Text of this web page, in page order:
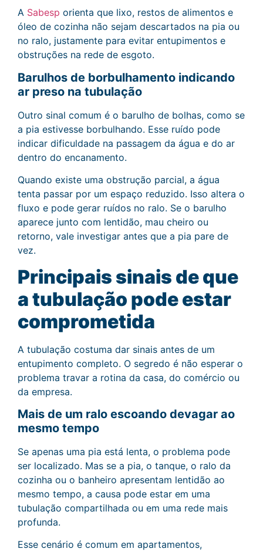
A Sabesp orienta que lixo, restos de alimentos e
óleo de cozinha não sejam descartados na pia ou
no ralo, justamente para evitar entupimentos e
obstruções na rede de esgoto.
Barulhos de borbulhamento indicando
ar preso na tubulação
Outro sinal comum é o barulho de bolhas, como se
a pia estivesse borbulhando. Esse ruído pode
indicar dificuldade na passagem da água e do ar
dentro do encanamento.
Quando existe uma obstrução parcial, a água
tenta passar por um espaço reduzido. Isso altera o
fluxo e pode gerar ruídos no ralo. Se o barulho
aparece junto com lentidão, mau cheiro ou
retorno, vale investigar antes que a pia pare de
vez.
Principais sinais de que
a tubulação pode estar
comprometida
A tubulação costuma dar sinais antes de um
entupimento completo. O segredo é não esperar o
problema travar a rotina da casa, do comércio ou
da empresa.
Mais de um ralo escoando devagar ao
mesmo tempo
Se apenas uma pia está lenta, o problema pode
ser localizado. Mas se a pia, o tanque, o ralo da
cozinha ou o banheiro apresentam lentidão ao
mesmo tempo, a causa pode estar em uma
tubulação compartilhada ou em uma rede mais
profunda.
Esse cenário é comum em apartamentos,